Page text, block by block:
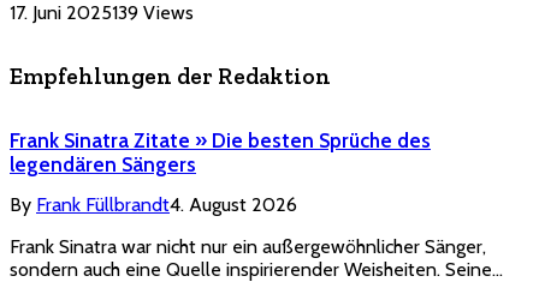
17. Juni 2025139 Views
Empfehlungen der Redaktion
Frank Sinatra Zitate » Die besten Sprüche des
legendären Sängers
By Frank Füllbrandt4. August 2026
Frank Sinatra war nicht nur ein außergewöhnlicher Sänger,
sondern auch eine Quelle inspirierender Weisheiten. Seine…